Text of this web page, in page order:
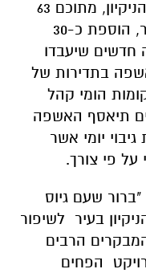
100 עובדי ניקיון חדשים למערך הניקיון, מתוכם 63
עובדי טאטוא ידני בשכונות העיר, הוספת כ-30
אשפה חדשים שיעבדו
אשפה בתדירות של
הומי קהל
תיאסף האשפה
יומי אשר
על פי צורך.
שעם גיוס
בעיר לשיפור
הרבים
הפחים